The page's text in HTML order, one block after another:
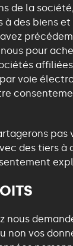
de la
à des biens
pour
voie
pas
des tiers à
nous
non vos